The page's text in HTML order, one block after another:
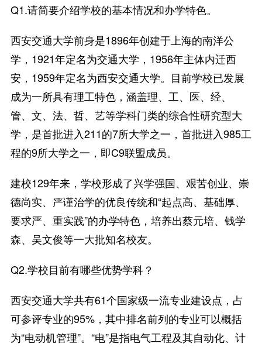
Q1.请简要介绍学校的基本情况和办学特色。
西安交通大学前身是1896年创建于上海的南洋公
学，1921年定名为交通大学，1956年主体内迁西
安，1959年定名为西安交通大学。目前学校已发展
成为一所具有理工特色，涵盖理、工、医、经、
管、文、法、哲、艺等学科门类的综合性研究型大
学，是首批进入211的7所大学之一，首批进入985工
程的9所大学之一，即C9联盟成员。
建校129年来，学校形成了兴学强国、艰苦创业、崇
德尚实、严谨治学的优良传统和“起点高、基础厚、
要求严、重实践”的办学特色，培养出蔡元培、钱学
森、吴文俊等一大批知名校友。
Q2.学校目前有哪些优势学科？
西安交通大学共有61个国家级一流专业建设点，占
可参评专业的95%，其中排名前列的专业可以概括
为“电动机管理”。“电”是指电气工程及其自动化、计